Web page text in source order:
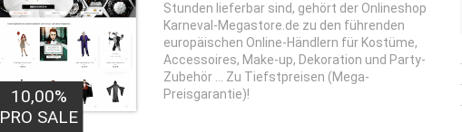
10,00%
PRO SALE
Stunden lieferbar sind, gehört der Onlineshop
Karneval-Megastore.de zu den führenden
europäischen Online-Händlern für Kostüme,
Accessoires, Make-up, Dekoration und Party-
Zubehör … Zu Tiefstpreisen (Mega-
Preisgarantie)!